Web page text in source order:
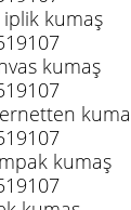
iplik kumaş
kumaş
kumaş